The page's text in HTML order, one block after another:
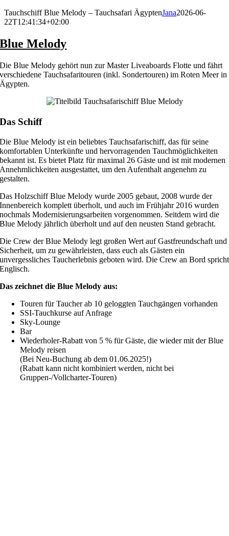
Tauchschiff Blue Melody – Tauchsafari ÄgyptenJana2026-06-
22T12:41:34+02:00
Blue Melody
Die Blue Melody gehört nun zur Master Liveaboards Flotte und fährt
verschiedene Tauchsafaritouren (inkl. Sondertouren) im Roten Meer in
Ägypten.
Das Schiff
Die Blue Melody ist ein beliebtes Tauchsafarischiff, das für seine
komfortablen Unterkünfte und hervorragenden Tauchmöglichkeiten
bekannt ist. Es bietet Platz für maximal 26 Gäste und ist mit modernen
Annehmlichkeiten ausgestattet, um den Aufenthalt angenehm zu
gestalten.
Das Holzschiff Blue Melody wurde 2005 gebaut, 2008 wurde der
Innenbereich komplett überholt, und auch im Frühjahr 2016 wurden
nochmals Modernisierungsarbeiten vorgenommen. Seitdem wird die
Blue Melody jährlich überholt und auf den neusten Stand gebracht.
Die Crew der Blue Melody legt großen Wert auf Gastfreundschaft und
Sicherheit, um zu gewährleisten, dass euch als Gästen ein
unvergessliches Taucherlebnis geboten wird. Die Crew an Bord spricht
Englisch.
Das zeichnet die Blue Melody aus:
Touren für Taucher ab 10 geloggten Tauchgängen vorhanden
SSI-Tauchkurse auf Anfrage
Sky-Lounge
Bar
Wiederholer-Rabatt von 5 % für Gäste, die wieder mit der Blue
Melody reisen
(Bei Neu-Buchung ab dem 01.06.2025!)
(Rabatt kann nicht kombiniert werden, nicht bei
Gruppen-/Vollcharter-Touren)